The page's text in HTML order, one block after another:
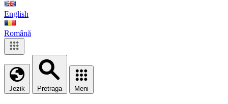
English
Română
Jezik Pretraga Meni